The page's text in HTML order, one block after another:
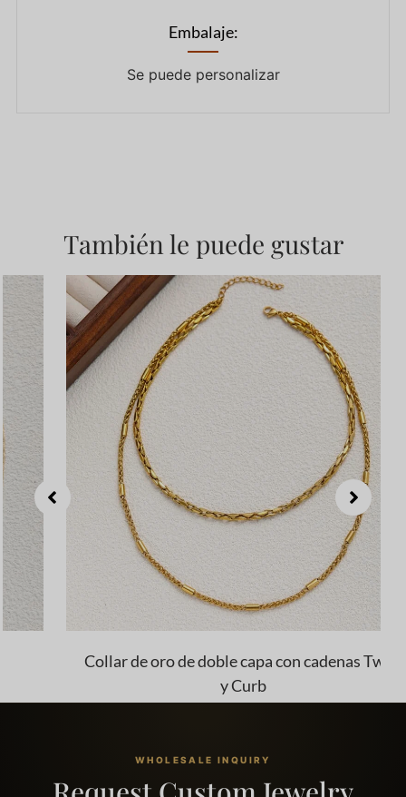
Embalaje:
Se puede personalizar
También le puede gustar
Collar de oro de doble capa con cadenas Twist
y Curb
WHOLESALE INQUIRY